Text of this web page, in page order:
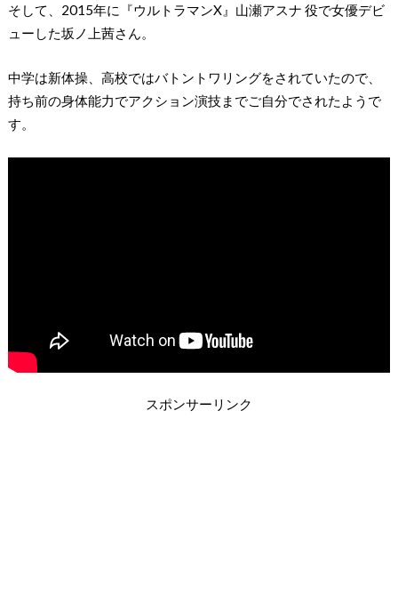
そして、2015年に『ウルトラマンX』山瀬アスナ 役で女優デビ
ューした坂ノ上茜さん。
中学は新体操、高校ではバトントワリングをされていたので、
持ち前の身体能力でアクション演技までご自分でされたようで
す。
スポンサーリンク